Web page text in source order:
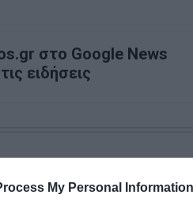
My Personal Information
στο Google News
ειδήσεις